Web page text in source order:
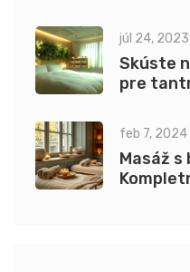
júl 24, 2023
Skúste
pre
feb 7, 2024
Masáž s